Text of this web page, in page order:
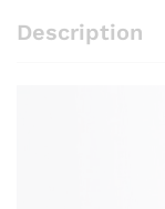
Description